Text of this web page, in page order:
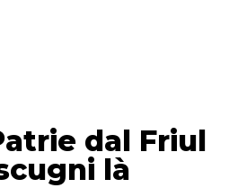
dal Friul
là